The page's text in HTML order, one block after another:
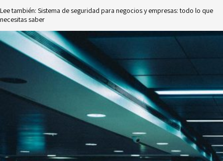
Lee también: Sistema de seguridad para negocios y empresas: todo lo que
necesitas saber